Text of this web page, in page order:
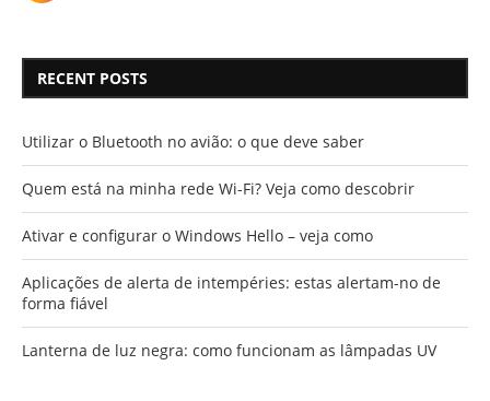
RECENT POSTS
Utilizar o Bluetooth no avião: o que deve saber
Quem está na minha rede Wi-Fi? Veja como descobrir
Ativar e configurar o Windows Hello – veja como
Aplicações de alerta de intempéries: estas alertam-no de
forma fiável
Lanterna de luz negra: como funcionam as lâmpadas UV